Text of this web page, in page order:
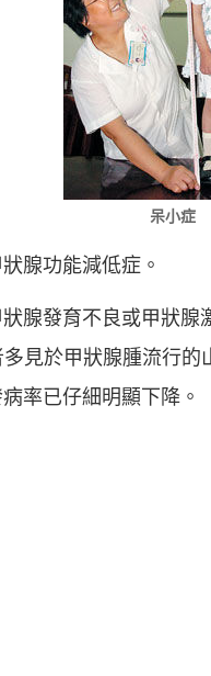
呆小症
腺功能減低症。
腺發育不良或甲狀
見於甲狀腺腫流行的
率已仔細明顯下降。